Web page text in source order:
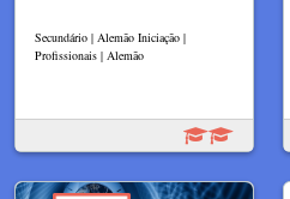
Secundário | Alemão Iniciação |
Profissionais | Alemão